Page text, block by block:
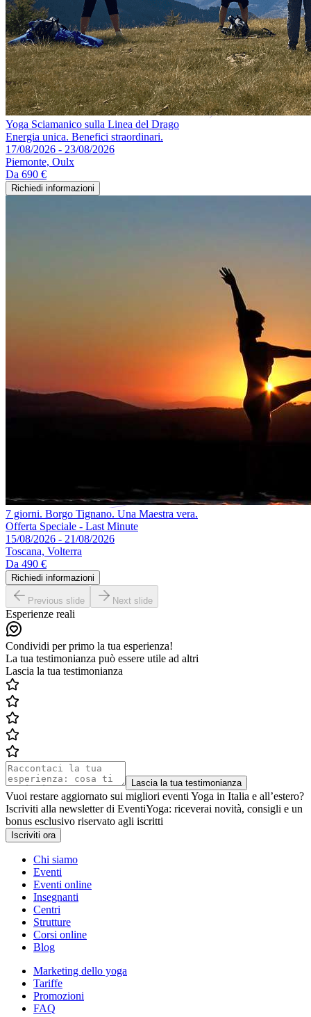
Yoga Sciamanico sulla Linea del Drago
Energia unica. Benefici straordinari.
17/08/2026 - 23/08/2026
Piemonte, Oulx
Da 690 €
Richiedi informazioni
7 giorni. Borgo Tignano. Una Maestra vera.
Offerta Speciale - Last Minute
15/08/2026 - 21/08/2026
Toscana, Volterra
Da 490 €
Richiedi informazioni
Previous slide Next slide
Esperienze reali
Condividi per primo la tua esperienza!
La tua testimonianza può essere utile ad altri
Lascia la tua testimonianza
Lascia la tua testimonianza
Vuoi restare aggiornato sui migliori eventi Yoga in Italia e all’estero?
Iscriviti alla newsletter di EventiYoga: riceverai novità, consigli e un
bonus esclusivo riservato agli iscritti
Iscriviti ora
Chi siamo
Eventi
Eventi online
Insegnanti
Centri
Strutture
Corsi online
Blog
Marketing dello yoga
Tariffe
Promozioni
FAQ